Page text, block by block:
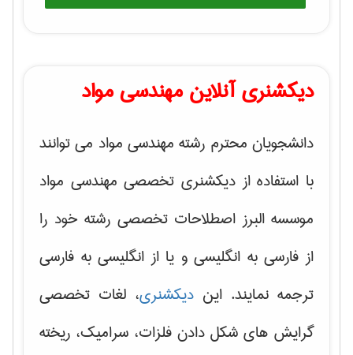
دیکشنری آنلاین مهندسی مواد
دانشجویان محترم رشته مهندسی مواد می توانند
با استفاده از دیکشنری تخصصی مهندسی مواد
موسسه البرز اصطلاحات تخصصی رشته خود را
از فارسی به انگلیسی و یا از انگلیسی به فارسی
ترجمه نمایند. این دیکشنری، لغات تخصصی
گرایش های شکل دادن فلزات، سرامیک، ریخته